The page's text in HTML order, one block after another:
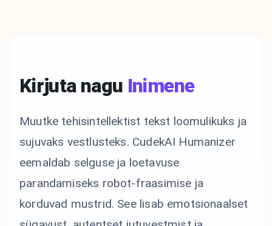
Kirjuta nagu Inimene
Muutke tehisintellektist tekst loomulikuks ja
sujuvaks vestlusteks. CudekAI Humanizer
eemaldab selguse ja loetavuse
parandamiseks robot-fraasimise ja
korduvad mustrid. See lisab emotsionaalset